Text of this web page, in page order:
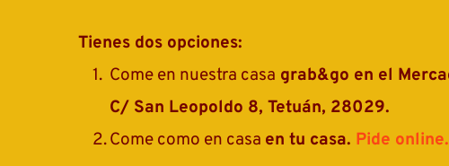
Tienes dos opciones:
Come en nuestra casa
C/ San Leopoldo 8, Tetuán, 28029.
Come como en casa en tu casa. Pide online.